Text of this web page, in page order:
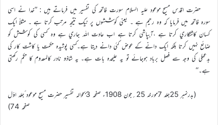
حضرت اقدس مسيح موعود عليہ السلام سورت فاتحہ کي تفسير ميں فرماتے ہيں : ’’خدا نے اسي
سورہ فاتحہ ميں فرمايا کہ وہ رحيم ہے ۔ يعني کوششوں پر نيک نتيجہ مرتب کرتا ہے ۔ مثلاً ايک
کسان کاشتکاري کرتا ہے ،آبپاشي کرتا ہے اب عادت اللہ جاري ہے وہ کسي کي کوشش کو
ضائع نہيں کرتا بلکہ ايک دانے کے عوض کئي دانے ديتا ہے۔کسي پوشيدہ حکمت يا کاشت کار کي
بدعملي کي وجہ سے فصل برباد ہوجائے تو يہ عليحدہ بات ہے۔ يہ شاذو نادر کالمعدوم کا حکم رکھتي
ہے۔‘‘
(بدرنمبر 25جلد 7مورخہ 25؍جون 1908ء صفحہ 3بحوالہ تفسير حضرت مسيح موعود ؑجلد اوّل
صفحہ 74)